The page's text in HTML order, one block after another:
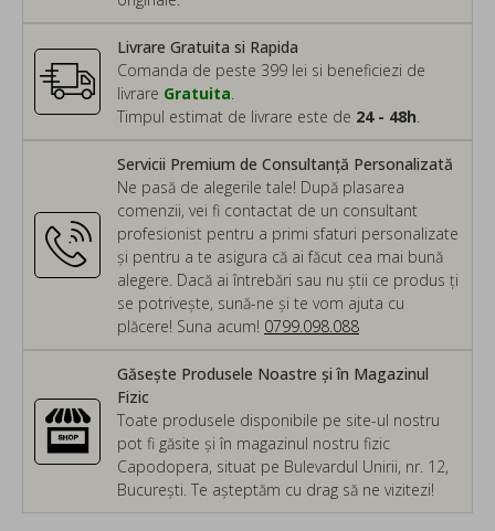
Servicii Premium de Consultanță Personalizată
Ne pasă de alegerile tale! După plasarea
comenzii, vei fi contactat de un consultant
profesionist pentru a primi sfaturi personalizate
și pentru a te asigura că ai făcut cea mai bună
alegere. Dacă ai întrebări sau nu știi ce produs ți
se potrivește, sună-ne și te vom ajuta cu
plăcere! Suna acum! 0799.098.088
Livrare Gratuita si Rapida
Comanda de peste 399 lei si beneficiezi de
livrare Gratuita
Timpul estimat de livrare este de 24 - 48h
Găsește Produsele Noastre și în Magazinul
Fizic
Toate produsele disponibile pe site-ul nostru
pot fi găsite și în magazinul nostru fizic
Capodopera, situat pe Bulevardul Unirii, nr. 12,
București. Te așteptăm cu drag să ne vizitezi!